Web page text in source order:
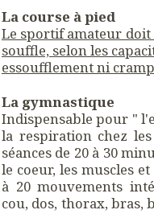
La course à pied
Le sportif amateur
souffle, selon les
essoufflement ni
La gymnastique
Indispensable pour "
la respiration chez
séances de 20 à 30
le coeur, les muscles
à 20 mouvements
cou, dos, thorax, bras,